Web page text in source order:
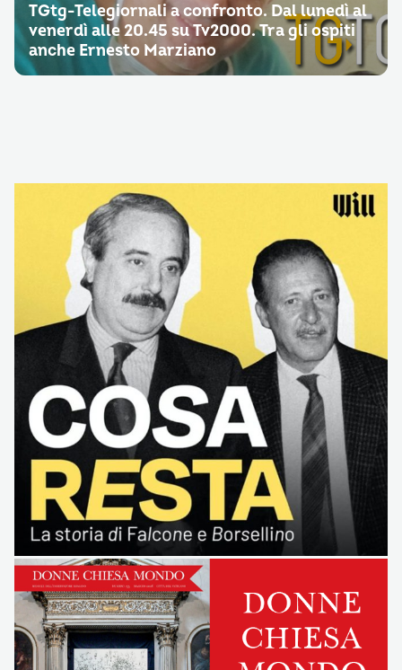
TGtg-Telegiornali a confronto. Dal lunedì al
venerdì alle 20.45 su Tv2000. Tra gli ospiti
anche Ernesto Marziano